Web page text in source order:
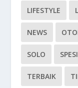
LIFESTYLE
NEWS
SOLO
TERBAIK